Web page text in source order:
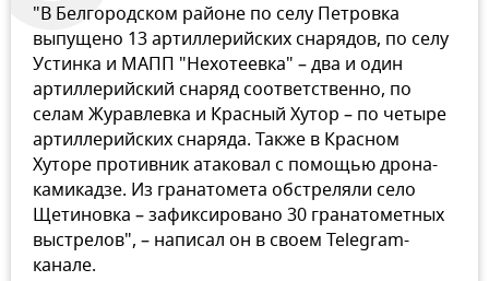
"В Белгородском районе по селу Петровка
выпущено 13 артиллерийских снарядов, по селу
Устинка и МАПП "Нехотеевка" – два и один
артиллерийский снаряд соответственно, по
селам Журавлевка и Красный Хутор – по четыре
артиллерийских снаряда. Также в Красном
Хуторе противник атаковал с помощью дрона-
камикадзе. Из гранатомета обстреляли село
Щетиновка – зафиксировано 30 гранатометных
выстрелов", – написал он в своем Telegram-
канале.